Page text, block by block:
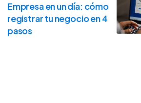
Empresa en un día: cómo
registrar tu negocio en 4
pasos